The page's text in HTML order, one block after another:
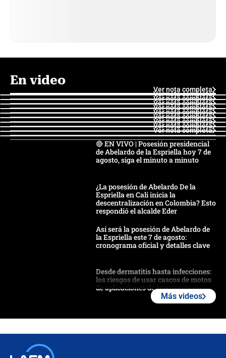
En video
Ver nota completa
Ver nota completa
Ver nota completa
Ver nota completa
Ver nota completa
Ver nota completa
Ver nota completa
Ver nota completa
Ver nota completa
Ver nota completa
🔴 EN VIVO | Posesión presidencial
de Abelardo de la Espriella hoy 7 de
agosto, siga el minuto a minuto
¿La posesión de Abelardo De la
Espriella en Cali inicia la
descentralización en Colombia? Esto
respondió el alcalde Eder
Así será la posesión de Abelardo de
la Espriella este 7 de agosto:
cronograma oficial y detalles clave
Desde dermatitis hasta infecciones:
los riesgos de usar cascos de motos
de aplicaciones de transporte
Más videos